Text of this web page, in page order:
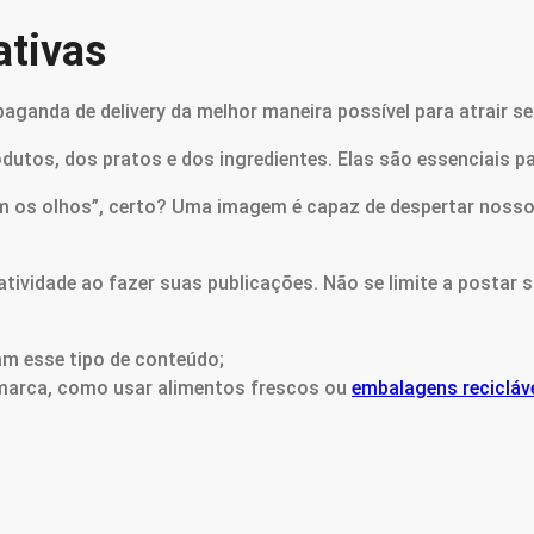
de delivery da melhor maneira possível para atrair
dos pratos e dos ingredientes. Elas são essenciais
os olhos”, certo? Uma imagem é capaz de despertar
ao fazer suas publicações. Não se limite a
esse tipo de conteúdo;
como usar alimentos frescos ou embalagens